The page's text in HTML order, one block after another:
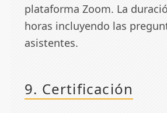
plataforma Zoom. La
horas incluyendo las
asistentes.
9. Certificación